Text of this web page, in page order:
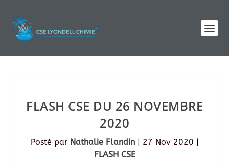
FLASH CSE DU 26 NOVEMBRE
2020
Posté par Nathalie Flandin| 27 Nov 2020 |
FLASH CSE